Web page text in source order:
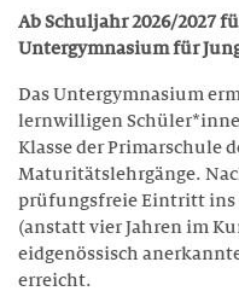
Talentförderung
Sekundarschule
Dokumente
BERATUNG
TARIFE
Wohnen
Ab Schuljahr 2026/2027
Untergymnasium für
Das Untergymnasium
lernwilligen
Klasse der Primarschule
Maturitätslehrgänge.
prüfungsfreie Eintritt ins
(anstatt vier Jahren im
eidgenössisch
erreicht.